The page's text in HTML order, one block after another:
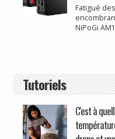
Fatigué
NiPoGi
Tutoriels
C'est à